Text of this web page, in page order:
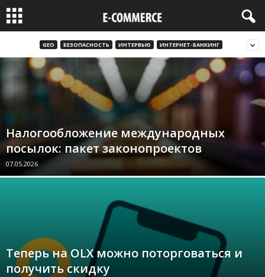
GEO БЕЗОПАСНОСТЬ ИНТЕРВЬЮ ИНТЕРНЕТ-БАНКИНГ
Налогообложение международных
посылок: пакет законопроектов
07.05.2026
Теперь на OLX можно поторговаться и
получить скидку